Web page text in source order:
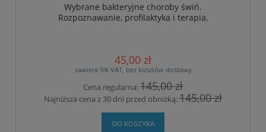
Wybrane bakteryjne choroby świń.
Rozpoznawanie, profilaktyka i terapia.
45,00 zł
zawiera 5% VAT, bez kosztów dostawy
Cena regularna:145,00 zł
Najniższa cena z 30 dni przed obniżką:145,00 zł
DO KOSZYKA